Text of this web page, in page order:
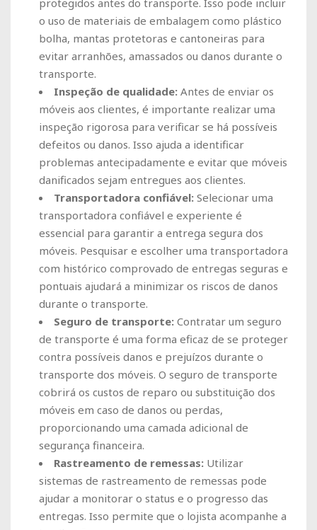
o uso de materiais de embalagem como plástico
bolha, mantas protetoras e cantoneiras para
evitar arranhões, amassados ​​ou danos durante o
transporte.
Inspeção de qualidade: Antes de enviar os
móveis aos clientes, é importante realizar uma
inspeção rigorosa para verificar se há possíveis
defeitos ou danos. Isso ajuda a identificar
problemas antecipadamente e evitar que móveis
danificados sejam entregues aos clientes.
Transportadora confiável: Selecionar uma
transportadora confiável e experiente é
essencial para garantir a entrega segura dos
móveis. Pesquisar e escolher uma transportadora
com histórico comprovado de entregas seguras e
pontuais ajudará a minimizar os riscos de danos
durante o transporte.
Seguro de transporte: Contratar um seguro
de transporte é uma forma eficaz de se proteger
contra possíveis danos e prejuízos durante o
transporte dos móveis. O seguro de transporte
cobrirá os custos de reparo ou substituição dos
móveis em caso de danos ou perdas,
proporcionando uma camada adicional de
segurança financeira.
Rastreamento de remessas: Utilizar
sistemas de rastreamento de remessas pode
ajudar a monitorar o status e o progresso das
entregas. Isso permite que o lojista acompanhe a